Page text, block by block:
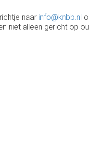
naar info@knbb.nl
niet alleen gericht op